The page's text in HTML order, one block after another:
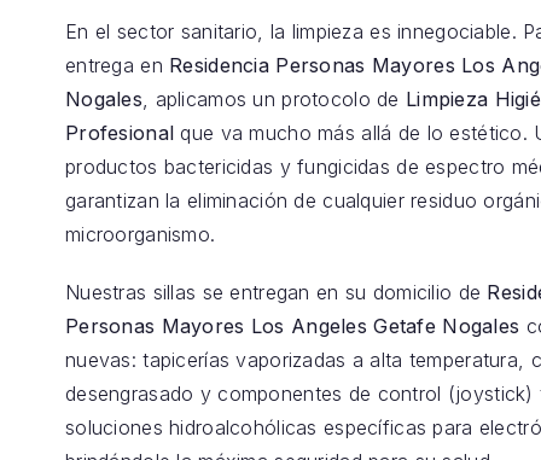
En el sector sanitario, la limpieza es innegociable.
entrega en Residencia Personas Mayores Los
Nogales , aplicamos un protocolo de Limpieza
Profesional que va mucho más allá de lo estético.
productos bactericidas y fungicidas de espectro
garantizan la eliminación de cualquier residuo
microorganismo.
Nuestras sillas se entregan en su domicilio de
Personas Mayores Los Angeles Getafe Nogales
nuevas: tapicerías vaporizadas a alta temperatura,
desengrasado y componentes de control
soluciones hidroalcohólicas específicas para